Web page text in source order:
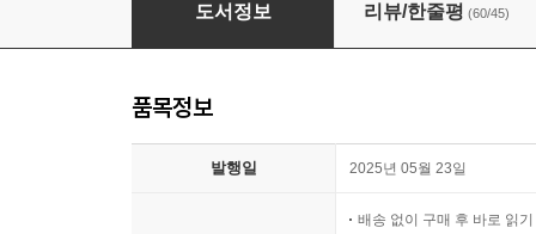
도서정보 리뷰/한줄평 (60/45)
품목정보
발행일 2025년 05월 23일
배송 없이 구매 후 바로 읽기